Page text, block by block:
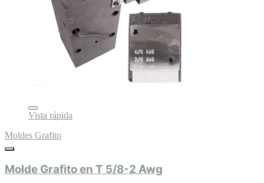
Vista rápida
Moldes Grafito
Molde Grafito en T 5/8-2 Awg